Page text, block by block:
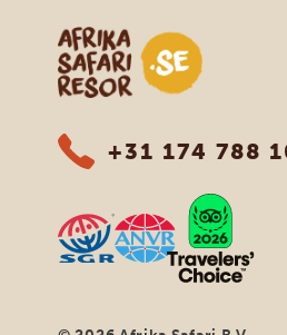
Safari-resor i Afrika
+31 174 788